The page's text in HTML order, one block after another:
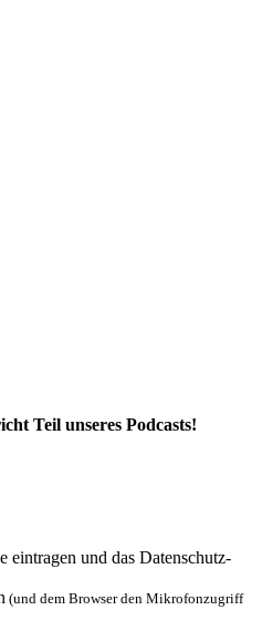
Teil unseres Podcasts!
eintragen und das Datenschutz-
(und dem Browser den Mikrofonzugriff